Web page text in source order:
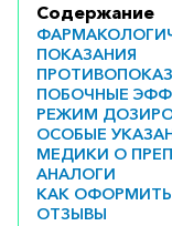
Содержание
ПОКАЗАНИЯ
ПОБОЧНЫЕ
РЕЖИМ
ОСОБЫЕ
МЕДИКИ О
АНАЛОГИ
КАК ОФОРМИТЬ
ОТЗЫВЫ